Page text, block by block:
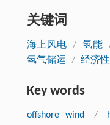
关键词
海上风电 / 氢能
氢气储运
/ 经济性
Key words
offshore wind /